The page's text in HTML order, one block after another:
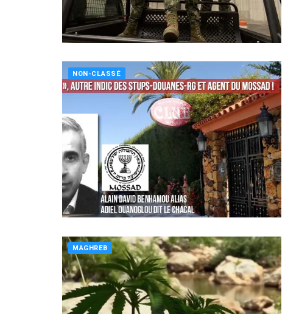
NON-CLASSÉ
MAGHREB